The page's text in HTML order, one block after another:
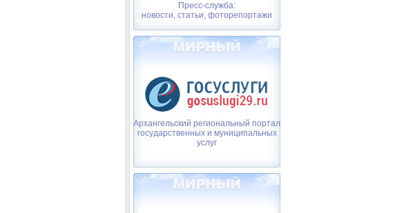
Пресс-служба:
новости, статьи, фоторепортажи
Архангельский региональный портал
государственных и муниципальных
услуг